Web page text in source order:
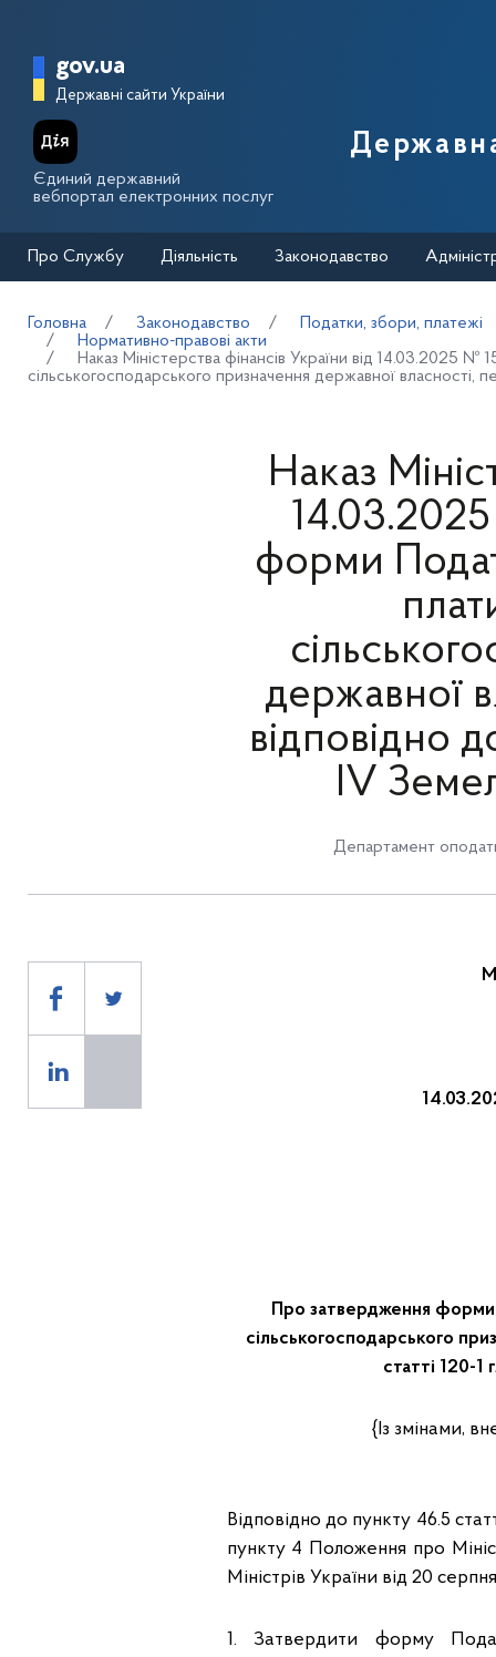
Головна сторінка Державної
gov.ua
Державні сайти України
Єдиний державний
вебпортал електронних послуг
Про Службу Діяльність Законодавство
Головна Законодавство
Податки, збори, платежі
Нормативно-правові акти
Наказ Міністерства фінансів України від 14.03.2025
сільськогосподарського призначення державної власності,
Наказ
форми
державної
відповідно
IV
Департамент
Про затвердження форми
сільськогосподарського
статті 120-1
{Із змінами,
Відповідно до пункту 46.5
пункту 4 Положення про
Міністрів України від 20
1. Затвердити форму